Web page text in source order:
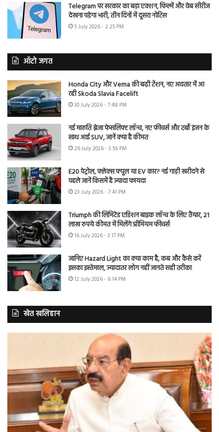
Telegram पर सरकार का बड़ा एक्शन, फिल्में और वेब सीरीज
देखना पड़ेगा भारी, तीन दिनों में दूसरा नोटिस
5 July 2026 - 2:25 PM
ऑटो जगत
Honda City और Verna की बढ़ी टेंशन, नए अवतार में आ
रही Skoda Slavia Facelift
30 July 2026 - 7:48 PM
नई मारुति ब्रेजा फेसलिफ्ट लॉन्च, नए फीचर्स और टर्बो इंजन के
साथ आई SUV, जानें क्या है कीमत
26 July 2026 - 3:56 PM
E20 पेट्रोल, फ्लेक्स फ्यूल या EV कार? नई गाड़ी खरीदने से
पहले जानें किसमें है ज्यादा फायदा
23 July 2026 - 7:41 PM
Triumph की लिमिटेड एडिशन बाइक लॉन्च के लिए तैयार, 21
लाख रुपये कीमत में मिलेंगे प्रीमियम फीचर्स
16 July 2026 - 3:17 PM
जानिए Hazard Light का क्या काम है, कब और कैसे करें
इसका इस्तेमाल, ज्यादातर लोग नहीं जानते सही तरीका
12 July 2026 - 6:14 PM
खेत खलिहान